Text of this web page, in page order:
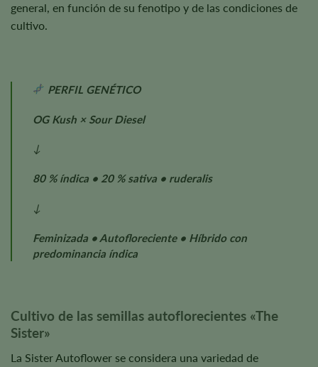
general, en función de su fenotipo y de las condiciones de
cultivo.
PERFIL GENÉTICO
OG Kush × Sour Diesel
↓
80 % índica • 20 % sativa • ruderalis
↓
Feminizada • Autofloreciente • Híbrido con
predominancia índica
Cultivo de las semillas autoflorecientes «The
Sister»
La Sister Autoflower se considera una variedad de